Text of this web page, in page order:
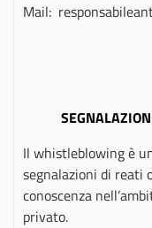
Mail:
Il whistleblowing è
segnalazioni di reati
conoscenza
privato.